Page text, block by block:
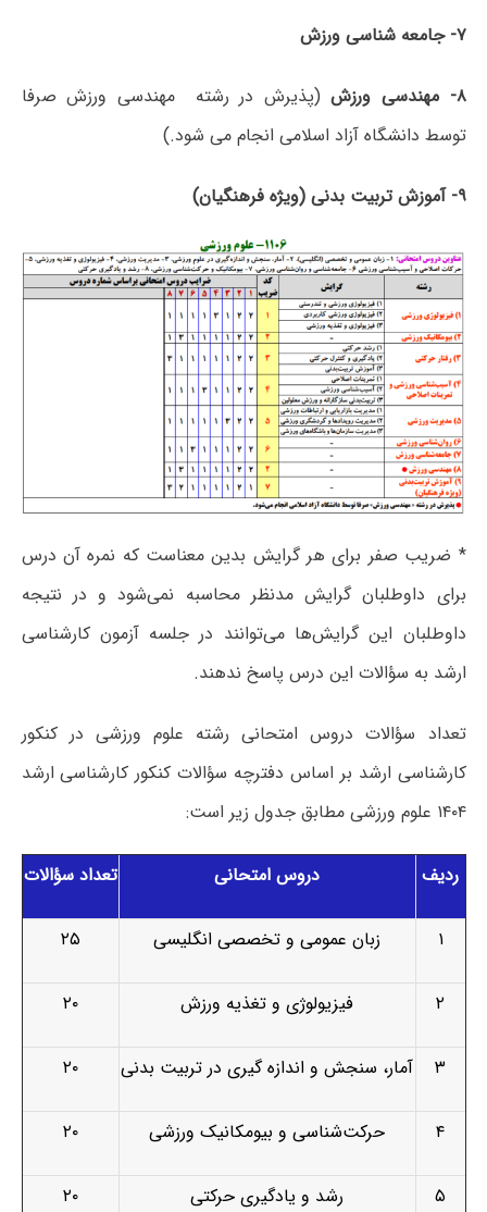
۷- جامعه شناسی ورزش
۸- مهندسی ورزش (پذیرش در رشته مهندسی ورزش صرفا
توسط دانشگاه آزاد اسلامی انجام می شود.)
۹- آموزش تربیت بدنی (ویژه فرهنگیان)
* ضریب صفر برای هر گرایش بدین معناست که نمره آن درس
برای داوطلبان گرایش مدنظر محاسبه نمی‌شود و در نتیجه
داوطلبان این گرایش‌ها می‌توانند در جلسه آزمون کارشناسی
ارشد به سؤالات این درس پاسخ ندهند.
تعداد سؤالات دروس امتحانی رشته علوم ورزشی در کنکور
کارشناسی ارشد بر اساس دفترچه سؤالات کنکور کارشناسی ارشد
۱۴۰۴ علوم ورزشی مطابق جدول زیر است:
ردیف دروس امتحانی تعداد سؤالات
۱ زبان عمومی و تخصصی انگلیسی ۲۵
۲ فیزیولوژی و تغذیه ورزش ۲۰
۳ آمار، سنجش و اندازه­ گیری در تربیت بدنی ۲۰
۴ حرکت‌شناسی و بیومکانیک ورزشی ۲۰
۵ رشد و یادگیری حرکتی ۲۰